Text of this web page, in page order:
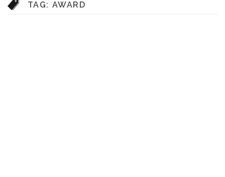
TAG: AWARD